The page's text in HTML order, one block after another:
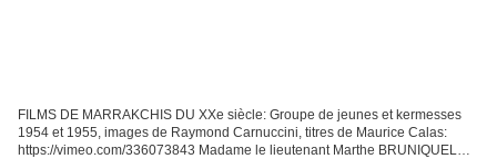
FILMS DE MARRAKCHIS DU XXe siècle: Groupe de jeunes et kermesses
1954 et 1955, images de Raymond Carnuccini, titres de Maurice Calas:
https://vimeo.com/336073843 Madame le lieutenant Marthe BRUNIQUEL